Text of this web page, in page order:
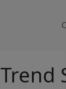
Trend